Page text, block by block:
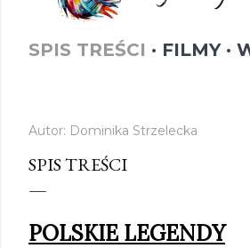
SPIS TREŚCI FILMY
Autor: Dominika Strzelecka
SPIS TREŚCI
POLSKIE LEGENDY